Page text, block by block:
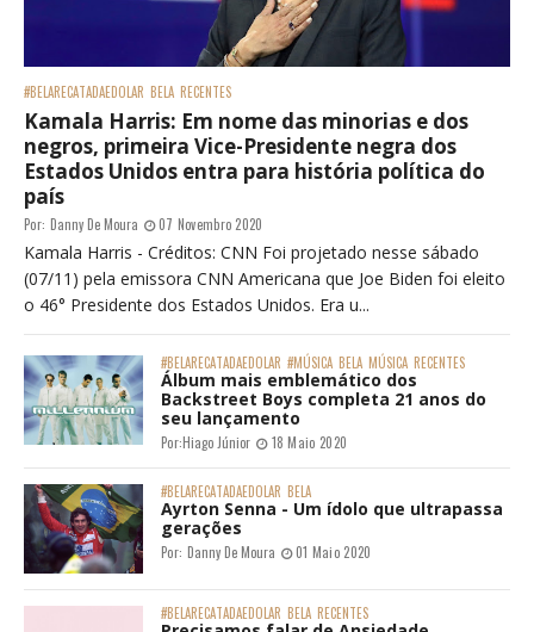
#BELARECATADAEDOLAR BELA RECENTES
Kamala Harris: Em nome das minorias e dos
negros, primeira Vice-Presidente negra dos
Estados Unidos entra para história política do
país
Por: Danny De Moura 07 Novembro 2020
Kamala Harris - Créditos: CNN Foi projetado nesse sábado
(07/11) pela emissora CNN Americana que Joe Biden foi eleito
o 46° Presidente dos Estados Unidos. Era u...
#BELARECATADAEDOLAR #MÚSICA BELA MÚSICA RECENTES
Álbum mais emblemático dos
Backstreet Boys completa 21 anos do
seu lançamento
Por:Hiago Júnior 18 Maio 2020
#BELARECATADAEDOLAR BELA
Ayrton Senna - Um ídolo que ultrapassa
gerações
Por: Danny De Moura 01 Maio 2020
#BELARECATADAEDOLAR BELA RECENTES